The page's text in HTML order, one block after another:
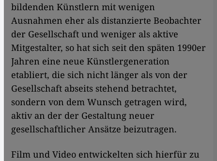
bildenden Künstlern mit wenigen
Ausnahmen eher als distanzierte Beobachter
der Gesellschaft und weniger als aktive
Mitgestalter, so hat sich seit den späten 1990er
Jahren eine neue Künstlergeneration
etabliert, die sich nicht länger als von der
Gesellschaft abseits stehend betrachtet,
sondern von dem Wunsch getragen wird,
aktiv an der der Gestaltung neuer
gesellschaftlicher Ansätze beizutragen.
Film und Video entwickelten sich hierfür zu